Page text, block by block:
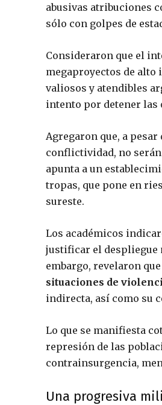
abusivas atribuciones
sólo con golpes de
Consideraron que el
megaproyectos de alto
valiosos y atendibles
intento por detener las
Agregaron que, a
conflictividad, no
apunta a un
tropas, que pone en
sureste.
Los académicos
justificar el despliegue
embargo, revelaron que
situaciones de
indirecta, así como su
Lo que se manifiesta
represión de las
contrainsurgencia,
Una progresiva